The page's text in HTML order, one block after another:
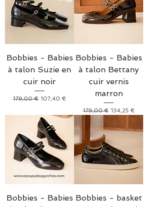
Bobbies - Babies
à talon Suzie en
cuir noir
Prix original
179,00 € Prix promotionnel
107,40 €
Bobbies - Babies
à talon Bettany
cuir vernis
marron
Prix original
179,00 € Prix promotionnel
134,25 €
Bobbies - Babies Bobbies - basket